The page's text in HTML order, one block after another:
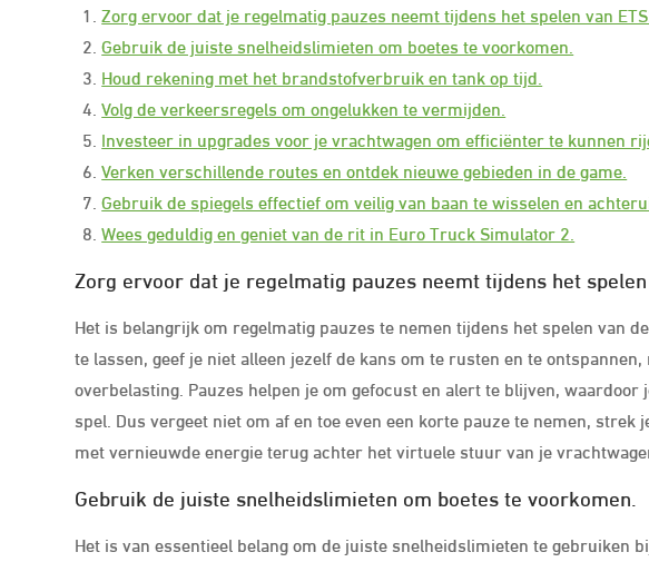
Zorg ervoor dat je regelmatig pauzes neemt tijdens het spelen van
Gebruik de juiste snelheidslimieten om boetes te voorkomen.
Houd rekening met het brandstofverbruik en tank op tijd.
Volg de verkeersregels om ongelukken te vermijden.
Investeer in upgrades voor je vrachtwagen om efficiënter te kunnen
Verken verschillende routes en ontdek nieuwe gebieden in de game.
Gebruik de spiegels effectief om veilig van baan te wisselen en
Wees geduldig en geniet van de rit in Euro Truck Simulator 2.
Zorg ervoor dat je regelmatig pauzes neemt tijdens het spelen
Het is belangrijk om regelmatig pauzes te nemen tijdens het spelen van
te lassen, geef je niet alleen jezelf de kans om te rusten en te
overbelasting. Pauzes helpen je om gefocust en alert te blijven,
spel. Dus vergeet niet om af en toe even een korte pauze te nemen,
met vernieuwde energie terug achter het virtuele stuur van je
Gebruik de juiste snelheidslimieten om boetes te voorkomen.
Het is van essentieel belang om de juiste snelheidslimieten te gebruiken